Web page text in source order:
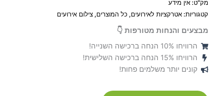
מק"ט: אין מידע
קטגוריות: אטרקציות לאירועים, כל המוצרים, צילום אירועים
מבצעים והנחות מטורפות 👇
הרוויחו 10% הנחה ברכישה השנייה!
הרוויחו 15% הנחה ברכישה השלישית!
קונים יותר משלמים פחות!